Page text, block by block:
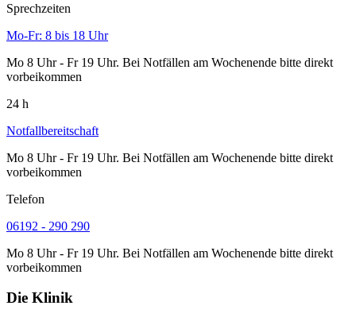
Sprechzeiten
Mo-Fr: 8 bis 18 Uhr
Mo 8 Uhr - Fr 19 Uhr. Bei Notfällen am Wochenende bitte direkt
vorbeikommen
24 h
Notfallbereitschaft
Mo 8 Uhr - Fr 19 Uhr. Bei Notfällen am Wochenende bitte direkt
vorbeikommen
Telefon
06192 - 290 290
Mo 8 Uhr - Fr 19 Uhr. Bei Notfällen am Wochenende bitte direkt
vorbeikommen
Die Klinik